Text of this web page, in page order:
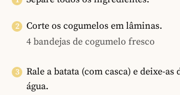
Corte os cogumelos em lâminas.
4 bandejas de cogumelo fresco
Rale a batata (com casca) e deixe-as
água.